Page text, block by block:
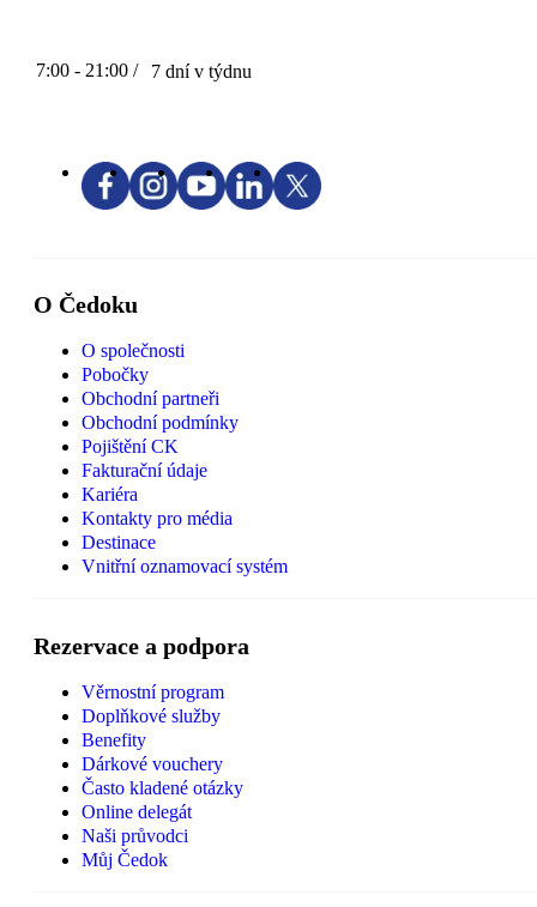
7:00 - 21:00 / 7 dní v týdnu
O Čedoku
O společnosti
Pobočky
Obchodní partneři
Obchodní podmínky
Pojištění CK
Fakturační údaje
Kariéra
Kontakty pro média
Destinace
Vnitřní oznamovací systém
Rezervace a podpora
Věrnostní program
Doplňkové služby
Benefity
Dárkové vouchery
Často kladené otázky
Online delegát
Naši průvodci
Můj Čedok